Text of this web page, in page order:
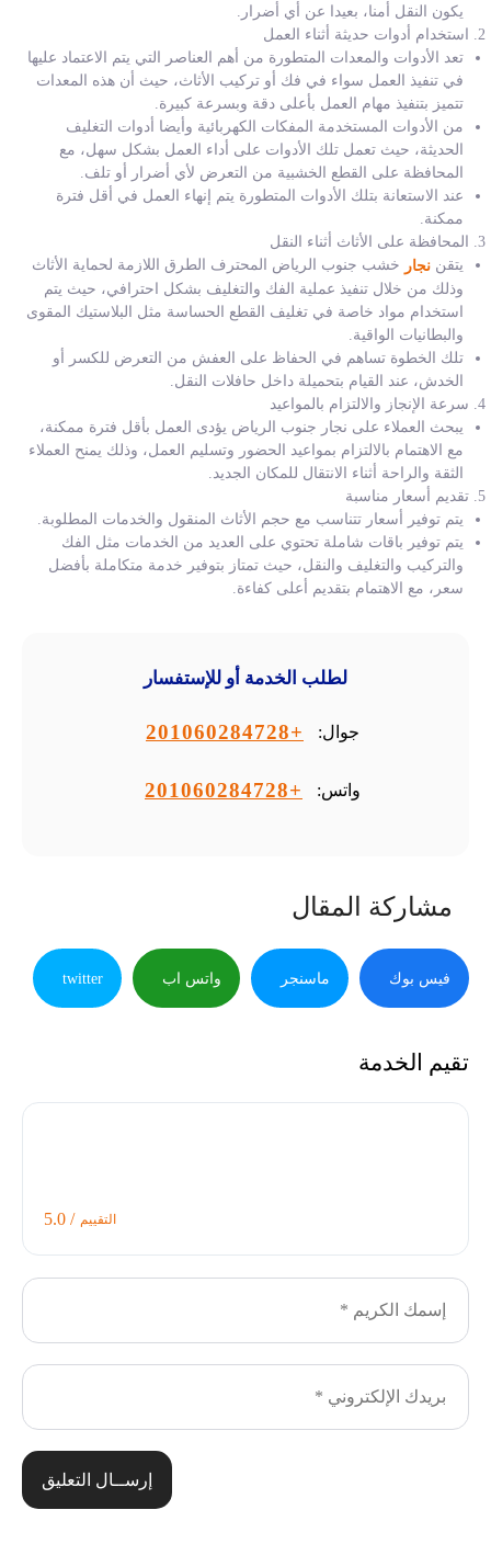
يكون النقل أمنا، بعيدا عن أي أضرار.
استخدام أدوات حديثة أثناء العمل
تعد الأدوات والمعدات المتطورة من أهم العناصر التي يتم الاعتماد عليها
في تنفيذ العمل سواء في فك أو تركيب الأثاث، حيث أن هذه المعدات
تتميز بتنفيذ مهام العمل بأعلى دقة وبسرعة كبيرة.
من الأدوات المستخدمة المفكات الكهربائية وأيضا أدوات التغليف
الحديثة، حيث تعمل تلك الأدوات على أداء العمل بشكل سهل، مع
المحافظة على القطع الخشبية من التعرض لأي أضرار أو تلف.
عند الاستعانة بتلك الأدوات المتطورة يتم إنهاء العمل في أقل فترة
ممكنة.
المحافظة على الأثاث أثناء النقل
يتقن نجار خشب جنوب الرياض المحترف الطرق اللازمة لحماية الأثاث
وذلك من خلال تنفيذ عملية الفك والتغليف بشكل احترافي، حيث يتم
استخدام مواد خاصة في تغليف القطع الحساسة مثل البلاستيك المقوى
والبطانيات الواقية.
تلك الخطوة تساهم في الحفاظ على العفش من التعرض للكسر أو
الخدش، عند القيام بتحميلة داخل حافلات النقل.
سرعة الإنجاز والالتزام بالمواعيد
يبحث العملاء على نجار جنوب الرياض يؤدى العمل بأقل فترة ممكنة،
مع الاهتمام بالالتزام بمواعيد الحضور وتسليم العمل، وذلك يمنح العملاء
الثقة والراحة أثناء الانتقال للمكان الجديد.
تقديم أسعار مناسبة
يتم توفير أسعار تتناسب مع حجم الأثاث المنقول والخدمات المطلوبة.
يتم توفير باقات شاملة تحتوي على العديد من الخدمات مثل الفك
والتركيب والتغليف والنقل، حيث تمتاز بتوفير خدمة متكاملة بأفضل
سعر، مع الاهتمام بتقديم أعلى كفاءة.
لطلب الخدمة أو للإستفسار
جوال: +201060284728
واتس: +201060284728
مشاركة المقال
فيس بوك ماسنجر واتس اب twitter
تقيم الخدمة
التقييم / 5.0
إرســال التعليق